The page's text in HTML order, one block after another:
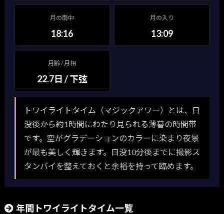
月の南中
18:16
月の入り
13:09
月齢 / 月相
22.7日 / 下弦
トワイライトタイム（マジックアワー）とは、日
没後から約1時間にわたり見られる薄暮の時間帯
です。空がグラデーションのカラーに染まり夜景
が最も美しく輝きます。日没10分後までに撮影ス
タンバイを整えておくと余裕を持って臨めます。
年間トワイライトタイム一覧